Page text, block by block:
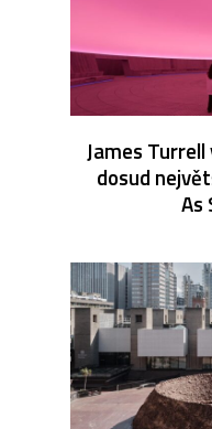
James
dosud
As